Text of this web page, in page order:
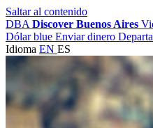
Saltar al contenido
DBA Discover Buenos Aires
Dólar blue Enviar dinero
Idioma EN ES